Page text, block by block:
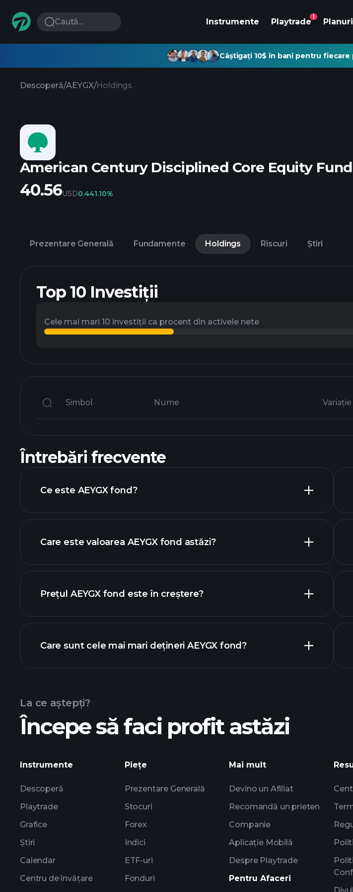
Caută... Instrumente Playtrade
1
Planuri
Câștigați 10$ în bani pentru
Descoperă/AEYGX/Holdings
American Century Disciplined Core Equity Fund
40.56USD0.441.10%
Prezentare Generală Fundamente Holdings Riscuri Știri
Top 10 Investiții
Cele mai mari 10 investiții ca procent din activele nete
Simbol Nume Variație
Întrebări frecvente
Ce este AEYGX fond?
Care este valoarea AEYGX fond astăzi?
graficul avansat
Prețul AEYGX fond este în creștere?
fond chart
Care sunt cele mai mari dețineri AEYGX fond?
holdings
La ce aștepți?
Începe să faci profit astăzi
Instrumente
Descoperă
Playtrade
Grafice
Știri
Calendar
Centru de învățare
Piețe
Prezentare Generală
Stocuri
Forex
Indici
ETF-uri
Fonduri
Mai mult
Devino un Afiliat
Recomandă un prieten
Companie
Aplicație Mobilă
Despre Playtrade
Pentru Afaceri